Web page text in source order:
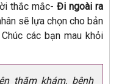
thắc mắc- Đi ngoài ra
sẽ lựa chọn cho bản
các bạn mau khỏi
thăm khám, bệnh